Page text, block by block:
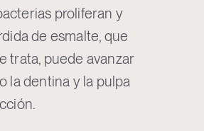
proliferan y
de esmalte, que
trata, puede avanzar
la dentina y la pulpa